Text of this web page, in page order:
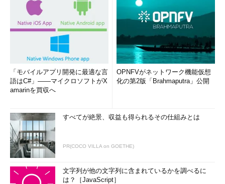
「モバイルアプリ開発に最適な言
語はC#」――マイクロソフトがX
amarinを買収へ
OPNFVがネットワーク機能仮想
化の第2版「Brahmaputra」公開
すべてが絶景、収益も得られるその仕組みとは
PR(COCO VILLA on GOETHE)
文字列が他の文字列に含まれているかを調べるに
は？［JavaScript］